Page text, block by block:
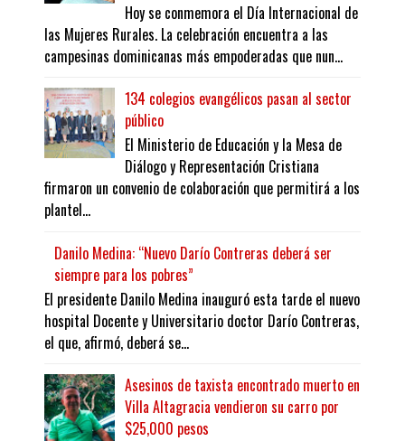
Hoy se conmemora el Día Internacional de
las Mujeres Rurales. La celebración encuentra a las
campesinas dominicanas más empoderadas que nun...
134 colegios evangélicos pasan al sector
público
El Ministerio de Educación y la Mesa de
Diálogo y Representación Cristiana
firmaron un convenio de colaboración que permitirá a los
plantel...
Danilo Medina: “Nuevo Darío Contreras deberá ser
siempre para los pobres”
El presidente Danilo Medina inauguró esta tarde el nuevo
hospital Docente y Universitario doctor Darío Contreras,
el que, afirmó, deberá se...
Asesinos de taxista encontrado muerto en
Villa Altagracia vendieron su carro por
$25,000 pesos